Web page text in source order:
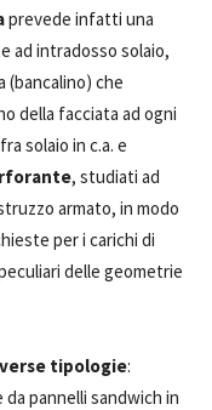
prevede infatti una
ad intradosso solaio,
(bancalino) che
della facciata ad ogni
fra solaio in c.a. e
, studiati ad
armato, in modo
per i carichi di
delle geometrie
tipologie:
pannelli sandwich in